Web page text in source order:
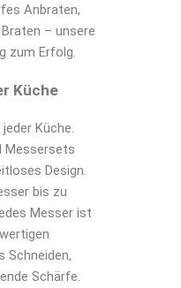
Anbraten,
– unsere
zum Erfolg.
Küche
Küche.
Messersets
Design.
bis zu
Messer ist
Schneiden,
Schärfe.